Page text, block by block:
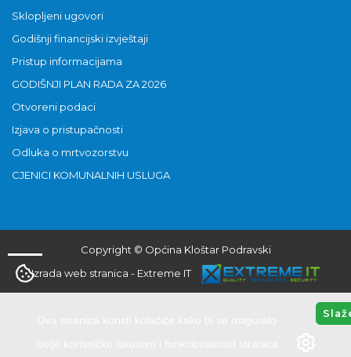
Sklopljeni ugovori
Godišnji financijski izvještaji
Pristup informacijama
GODIŠNJI PLAN RADA ZA 2026
Otvoreni podaci
Izjava o pristupačnosti
Odluka o mrtvozorstvu
CJENICI KOMUNALNIH USLUGA
Copyright © Općina Kloštar Podravski
Izrada web stranica - Extreme IT